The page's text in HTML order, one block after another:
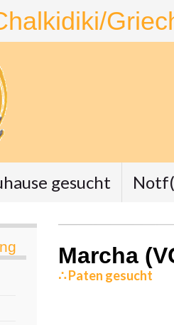
gesucht
Marcha
∴ Paten gesucht